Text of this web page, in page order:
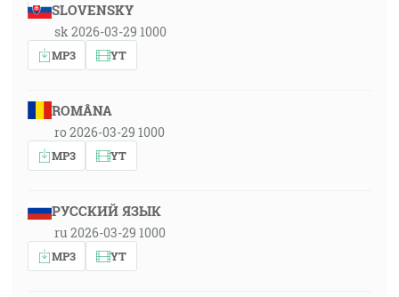
SLOVENSKY
sk 2026-03-29 1000
MP3 YT
ROMÂNA
ro 2026-03-29 1000
MP3 YT
РУССКИЙ ЯЗЫК
ru 2026-03-29 1000
MP3 YT